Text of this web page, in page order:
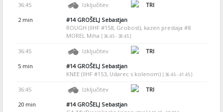
36:45 Izključitev
TRI
2 min
#14GROŠELJ Sebastjan
ROUGH (IIHF #158, Grobost), kazen prestaja #8
MOREL Miha [ 36:45 - 38:45 ]
36:45 Izključitev
TRI
5 min
#14GROŠELJ Sebastjan
KNEE (IIHF #153, Udarec s kolenom) [ 36:45 - 41:45 ]
36:45 Izključitev
TRI
20 min
#14GROŠELJ Sebastjan